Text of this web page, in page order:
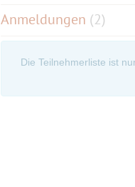
Anmeldungen (2)
Die Teilnehmerliste ist